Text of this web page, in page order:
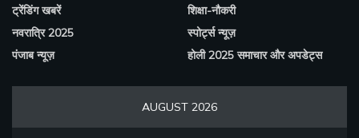
ट्रेंडिंग खबरें
नवरात्रि 2025
पंजाब न्यूज़
शिक्षा-नौकरी
स्पोर्ट्स न्यूज़
होली 2025 समाचार और अपडेट्स
AUGUST 2026